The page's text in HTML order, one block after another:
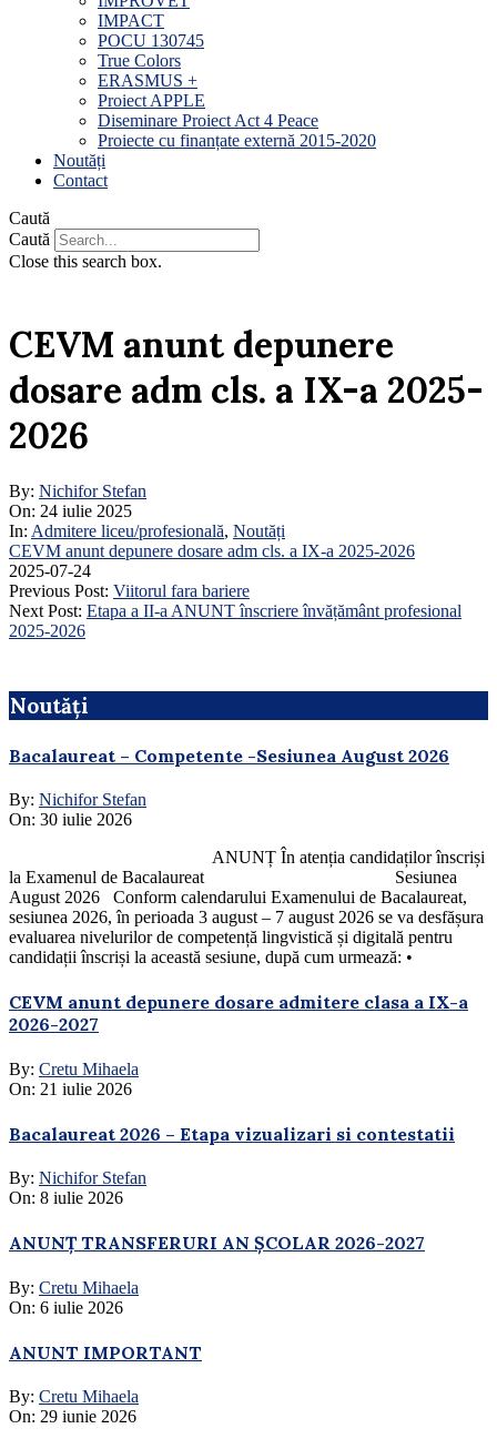
IMPACT
POCU 130745
True Colors
ERASMUS +
Proiect APPLE
Diseminare Proiect Act 4 Peace
Proiecte cu finanțate externă 2015-2020
Noutăți
Contact
Caută
Caută
Close this search box.
CEVM anunt depunere
dosare adm cls. a IX-a 2025-
2026
By: Nichifor Stefan
On: 24 iulie 2025
In: Admitere liceu/profesională, Noutăți
CEVM anunt depunere dosare adm cls. a IX-a 2025-2026
2025-07-24
Previous Post: Viitorul fara bariere
Next Post: Etapa a II-a ANUNT înscriere învățământ profesional
2025-2026
Noutăți
Bacalaureat – Competente -Sesiunea August 2026
By: Nichifor Stefan
On: 30 iulie 2026
ANUNȚ În atenția candidaților înscriși
la Examenul de Bacalaureat Sesiunea
August 2026 Conform calendarului Examenului de Bacalaureat,
sesiunea 2026, în perioada 3 august – 7 august 2026 se va desfășura
evaluarea nivelurilor de competență lingvistică și digitală pentru
candidații înscriși la această sesiune, după cum urmează: •
CEVM anunt depunere dosare admitere clasa a IX-a
2026-2027
By: Cretu Mihaela
On: 21 iulie 2026
Bacalaureat 2026 – Etapa vizualizari si contestatii
By: Nichifor Stefan
On: 8 iulie 2026
ANUNȚ TRANSFERURI AN ȘCOLAR 2026-2027
By: Cretu Mihaela
On: 6 iulie 2026
ANUNT IMPORTANT
By: Cretu Mihaela
On: 29 iunie 2026